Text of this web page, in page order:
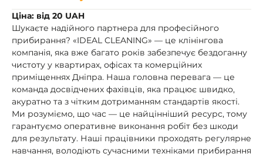
Ціна: від 20 UAH
Шукаєте надійного партнера для професійного
прибирання? «IDEAL CLEANING» — це клінінгова
компанія, яка вже багато років забезпечує бездоганну
чистоту у квартирах, офісах та комерційних
приміщеннях Дніпра. Наша головна перевага — це
команда досвідчених фахівців, яка працює швидко,
акуратно та з чітким дотриманням стандартів якості.
Ми розуміємо, що час — це найцінніший ресурс, тому
гарантуємо оперативне виконання робіт без шкоди
для результату. Наші працівники проходять регулярне
навчання, володіють сучасними техніками прибирання